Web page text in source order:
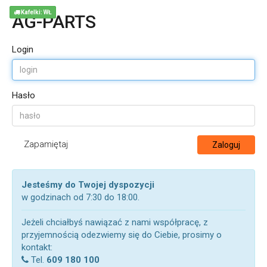
AG-PARTS
Login
Hasło
Zapamiętaj Zaloguj
Jesteśmy do Twojej dyspozycji
w godzinach od 7:30 do 18:00.
Jeżeli chciałbyś nawiązać z nami współpracę, z
przyjemnością odezwiemy się do Ciebie, prosimy o
kontakt:
Tel. 609 180 100
Kafelki: WŁ